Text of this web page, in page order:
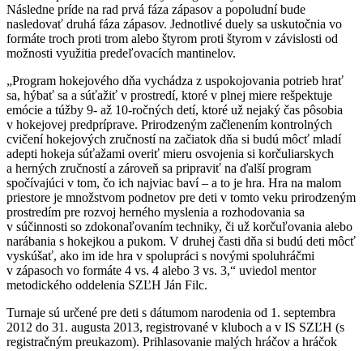
Následne príde na rad prvá fáza zápasov a popoludní bude
nasledovať druhá fáza zápasov. Jednotlivé duely sa uskutočnia vo
formáte troch proti trom alebo štyrom proti štyrom v závislosti od
možnosti využitia predeľovacích mantinelov.
„Program hokejového dňa vychádza z uspokojovania potrieb hrať
sa, hýbať sa a súťažiť v prostredí, ktoré v plnej miere rešpektuje
emócie a túžby 9- až 10‑ročných detí, ktoré už nejaký čas pôsobia
v hokejovej predpríprave. Prirodzeným začlenením kontrolných
cvičení hokejových zručností na začiatok dňa si budú môcť mladí
adepti hokeja súťažami overiť mieru osvojenia si korčuliarskych
a herných zručností a zároveň sa pripraviť na ďalší program
spočívajúci v tom, čo ich najviac baví – a to je hra. Hra na malom
priestore je množstvom podnetov pre deti v tomto veku prirodzeným
prostredím pre rozvoj herného myslenia a rozhodovania sa
v súčinnosti so zdokonaľovaním techniky, či už korčuľovania alebo
narábania s hokejkou a pukom. V druhej časti dňa si budú deti môcť
vyskúšať, ako im ide hra v spolupráci s novými spoluhráčmi
v zápasoch vo formáte 4 vs. 4 alebo 3 vs. 3,“ uviedol mentor
metodického oddelenia SZĽH Ján Filc.
Turnaje sú určené pre deti s dátumom narodenia od 1. septembra
2012 do 31. augusta 2013, registrované v kluboch a v IS SZĽH (s
registračným preukazom). Prihlasovanie malých hráčov a hráčok